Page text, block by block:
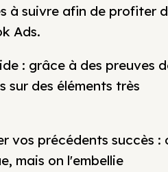
à suivre afin de profiter
Ads.
: grâce à des preuves
sur des éléments très
vos précédents succès :
mais on l'embellie